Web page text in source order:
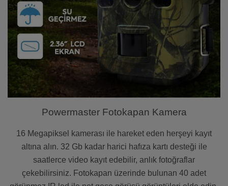
Powermaster Fotokapan Kamera
16 Megapiksel kamerası ile hareket eden herşeyi kayıt
altına alın. 32 Gb kadar harici hafıza kartı desteği ile
saatlerce video kayıt edebilir, anlık fotoğraflar
çekebilirsiniz. Fotokapan üzerinde bulunan 40 adet